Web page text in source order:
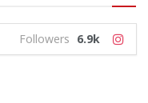
6.9k
Followers